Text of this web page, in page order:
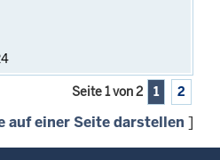
Seite 1 von 2 1 2
auf einer Seite darstellen ]